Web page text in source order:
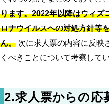
ります。2022年以降はウィズ
ロナウイルスへの対処方針等
ん。 次に求人票の内容に反映
くべきことについて考察して
2.求人票からの応